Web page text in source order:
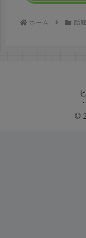
ホーム 話
©